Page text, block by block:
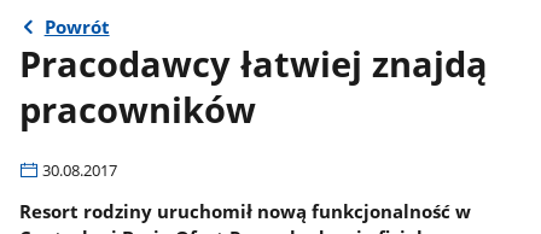
Powrót
Pracodawcy łatwiej znajdą
pracowników
30.08.2017
Resort rodziny uruchomił nową funkcjonalność w